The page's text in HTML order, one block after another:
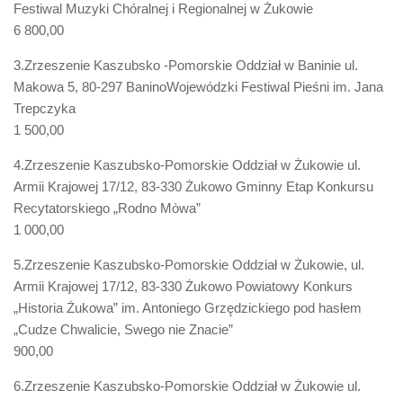
Festiwal Muzyki Chóralnej i Regionalnej w Żukowie
6 800,00
3.Zrzeszenie Kaszubsko -Pomorskie Oddział w Baninie ul.
Makowa 5, 80-297 BaninoWojewódzki Festiwal Pieśni im. Jana
Trepczyka
1 500,00
4.Zrzeszenie Kaszubsko-Pomorskie Oddział w Żukowie ul.
Armii Krajowej 17/12, 83-330 Żukowo Gminny Etap Konkursu
Recytatorskiego „Rodno Mòwa”
1 000,00
5.Zrzeszenie Kaszubsko-Pomorskie Oddział w Żukowie, ul.
Armii Krajowej 17/12, 83-330 Żukowo Powiatowy Konkurs
„Historia Żukowa” im. Antoniego Grzędzickiego pod hasłem
„Cudze Chwalicie, Swego nie Znacie”
900,00
6.Zrzeszenie Kaszubsko-Pomorskie Oddział w Żukowie ul.